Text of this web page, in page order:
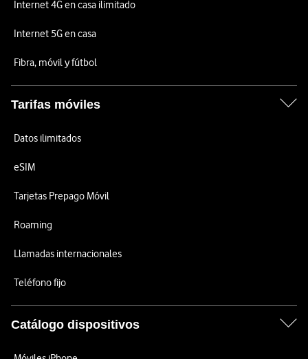
Internet 4G en casa ilimitado
Internet 5G en casa
Fibra, móvil y fútbol
Tarifas móviles
Datos ilimitados
eSIM
Tarjetas Prepago Móvil
Roaming
Llamadas internacionales
Teléfono fijo
Catálogo dispositivos